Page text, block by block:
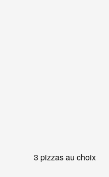
3 pizzas au choix